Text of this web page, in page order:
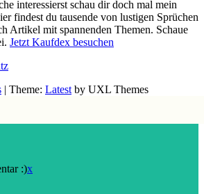
interessierst schau dir doch mal mein
findest du tausende von lustigen Sprüchen
Artikel mit spannenden Themen. Schaue
Jetzt Kaufdex besuchen
| Theme: Latest by UXL Themes
:)x